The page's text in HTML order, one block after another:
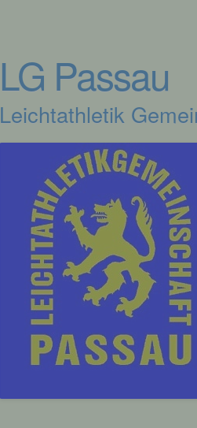
LG Passau
Leichtathletik